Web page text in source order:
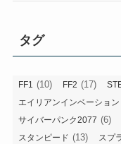
タグ
FF1 (10) FF2 (17)
エイリアンインベーション
サイバーパンク2077 (6)
スタンピード (13) スプ